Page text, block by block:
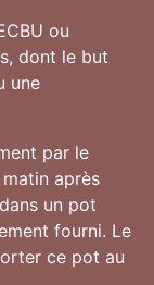
ou
dont le but
une
par le
après
un pot
fourni. Le
ce pot au